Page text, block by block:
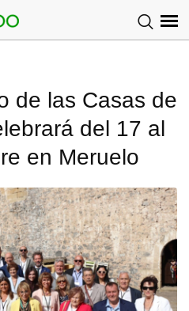
de las Casas de
del 17 al
en Meruelo